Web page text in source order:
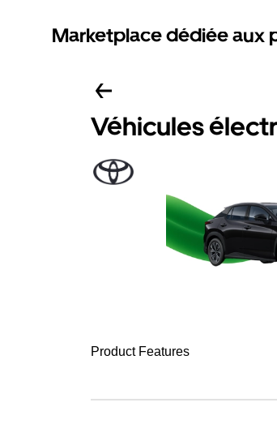
Marketplace dédiée aux
Véhicules
Product Features